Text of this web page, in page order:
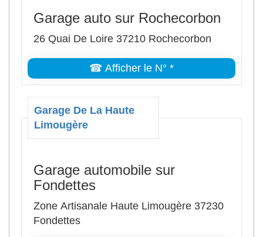
Garage auto sur Rochecorbon
26 Quai De Loire 37210 Rochecorbon
☎ Afficher le N° *
Garage De La Haute
Limougère
Garage automobile sur
Fondettes
Zone Artisanale Haute Limougère 37230
Fondettes